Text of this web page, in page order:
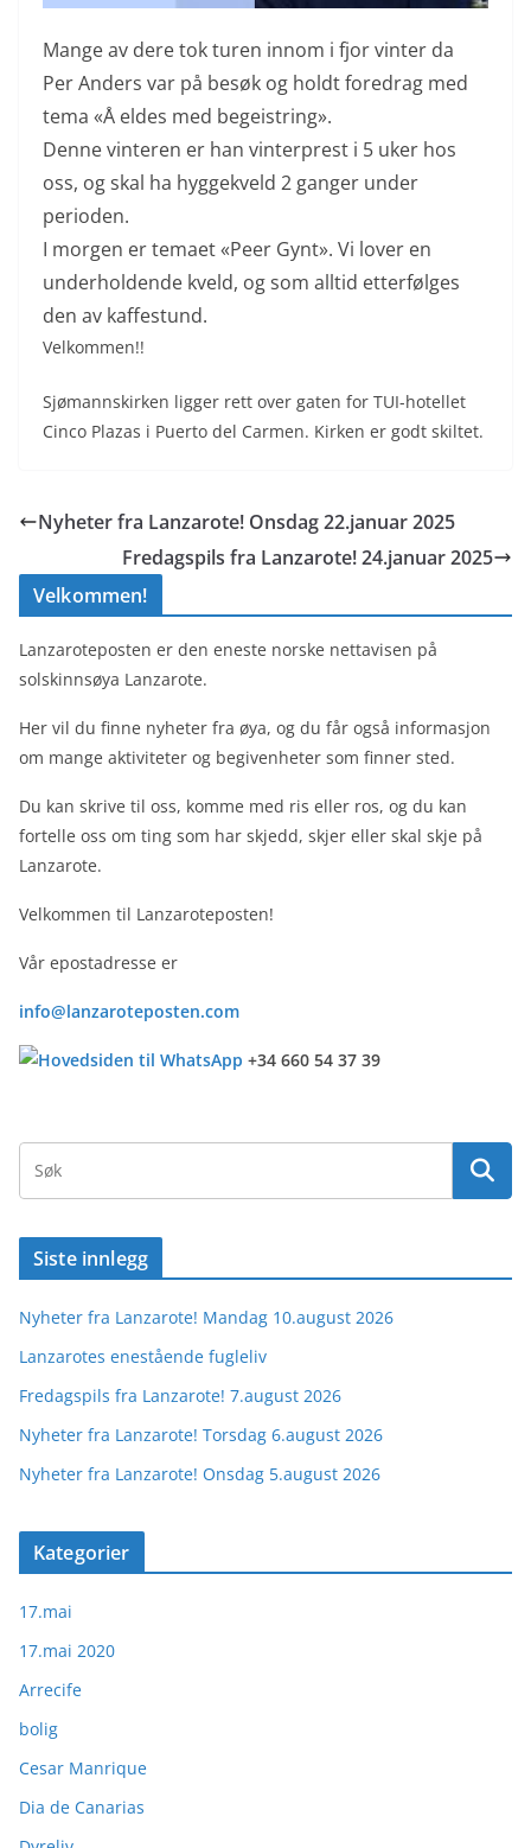
Mange av dere tok turen innom i fjor vinter da
Per Anders var på besøk og holdt foredrag med
tema «Å eldes med begeistring».
Denne vinteren er han vinterprest i 5 uker hos
oss, og skal ha hyggekveld 2 ganger under
perioden.
I morgen er temaet «Peer Gynt». Vi lover en
underholdende kveld, og som alltid etterfølges
den av kaffestund.
Velkommen!!
Sjømannskirken ligger rett over gaten for TUI-hotellet
Cinco Plazas i Puerto del Carmen. Kirken er godt skiltet.
Nyheter fra Lanzarote! Onsdag 22.januar 2025
Fredagspils fra Lanzarote! 24.januar 2025
Velkommen!
Lanzaroteposten er den eneste norske nettavisen på
solskinnsøya Lanzarote.
Her vil du finne nyheter fra øya, og du får også informasjon
om mange aktiviteter og begivenheter som finner sted.
Du kan skrive til oss, komme med ris eller ros, og du kan
fortelle oss om ting som har skjedd, skjer eller skal skje på
Lanzarote.
Velkommen til Lanzaroteposten!
Vår epostadresse er
info@lanzaroteposten.com
+34 660 54 37 39
Siste innlegg
Nyheter fra Lanzarote! Mandag 10.august 2026
Lanzarotes enestående fugleliv
Fredagspils fra Lanzarote! 7.august 2026
Nyheter fra Lanzarote! Torsdag 6.august 2026
Nyheter fra Lanzarote! Onsdag 5.august 2026
Kategorier
17.mai
17.mai 2020
Arrecife
bolig
Cesar Manrique
Dia de Canarias